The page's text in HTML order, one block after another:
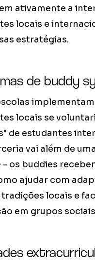
ativamente a
locais e
estratégias.
de buddy
locais se
de estudantes
vai além de
- os buddies
ajudar com
locais e
em grupos